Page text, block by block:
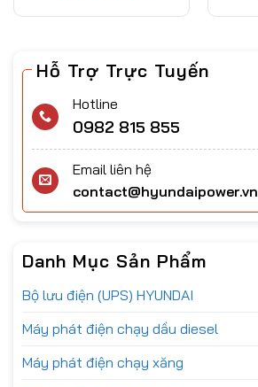
Hỗ Trợ Trực Tuyến
Hotline
0982 815 855
Email liên hệ
contact@hyundaipower.vn
Danh Mục Sản Phẩm
Bộ lưu điện (UPS) HYUNDAI
Máy phát điện chạy dầu diesel
Máy phát điện chạy xăng